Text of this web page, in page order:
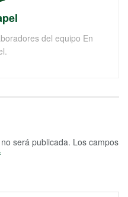
del equipo En
será publicada. Los campos